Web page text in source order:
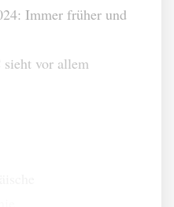
Immer früher und
vor allem